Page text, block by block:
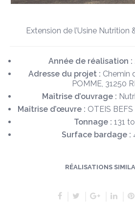
Extension de l’Usine Nutrition
Année de réalisation :
Adresse du projet : Chemin
POMME, 31250
Maîtrise d’ouvrage :
Maîtrise d’œuvre : OTEIS
Tonnage : 131
Surface bardage :
RÉALISATIONS